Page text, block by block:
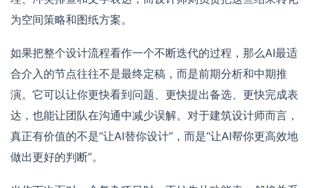
为空间策略和图纸方案。
如果把整个设计流程看作一个不断迭代的过程，那么AI最适
合介入的节点往往不是最终定稿，而是前期分析和中期推
演。它可以让你更快看到问题、更快提出备选、更快完成表
达，也能让团队在沟通中减少误解。对于建筑设计师而言，
真正有价值的不是“让AI替你设计”，而是“让AI帮你更高效地
做出更好的判断”。